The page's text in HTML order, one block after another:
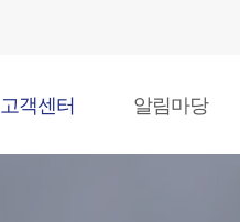
고객센터 알림마당